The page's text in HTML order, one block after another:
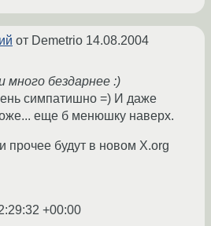
от Demetrio 14.08.2004
много бездарнее :)
симпатишно =) И даже
еще б менюшку наверх.
прочее будут в новом X.org
+00:00